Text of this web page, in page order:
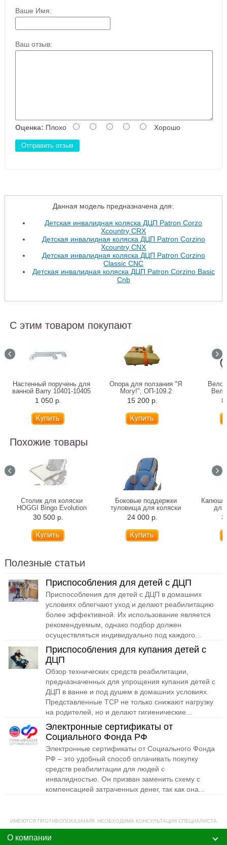
Ваше Имя:
Ваш отзыв:
Оценка: Плохо Хорошо
Отправить отзыв
Данная модель предназначена для:
Детская инвалидная коляска ДЦП Patron Corzo
Xcountry CRX
Детская инвалидная коляска ДЦП Patron Corzino
Xcountry CNX
Детская инвалидная коляска ДЦП Patron Corzino
Classic CNC
Детская инвалидная коляска ДЦП Patron Corzino Basic
Cnb
С этим товаром покупают
Настенный поручень для
ванной Barry 10401-10405
(31-81 см)
1 050 р.
Опора для ползания "Я
Могу!", ОП-109.2
15 200 р.
Похожие товары
Столик для коляски
HOGGI Bingo Evolution
30 500 р.
Боковые поддержки
туловища для коляски
HOGGI Bingo Evolution
24 000 р.
для
Полезные статьи
Приспособления для детей с ДЦП
Приспособления для детей с ДЦП в домашних
условиях облегчают уход и делают реабилитацию
более эффективной. Их использование является
рекомендуемым, однако подбор должен
осуществляться индивидуально под каждого...
Приспособления для купания детей с
ДЦП
Обзор технических средств реабилитации,
предназначенных для упрощения купания детей с
ДЦП в ванне и под душем в домашних условиях.
Представленные ТСР не только снижают нагрузку
на родителей, но и делают гигиенические...
Электронные сертификаты от
Социального Фонда РФ
Электронные сертификаты от Социального Фонда
РФ – это удобный способ оплачивать покупку
средств реабилитации для людей с
инвалидностью. Он призван заменить схему с
компенсацией затраченных денег, так как она...
ИМЕЮТСЯ ПРОТИВОПОКАЗАНИЯ. НЕОБХОДИМА КОНСУЛЬТАЦИЯ СПЕЦИАЛИСТА
О компании